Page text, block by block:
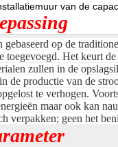
van de
op de
toegevoegd. Het keurt
zullen in de
de productie van de
te verhogen.
maar ook kan
verpakken; geen het